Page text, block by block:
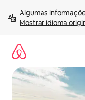
para
Mostrar idioma